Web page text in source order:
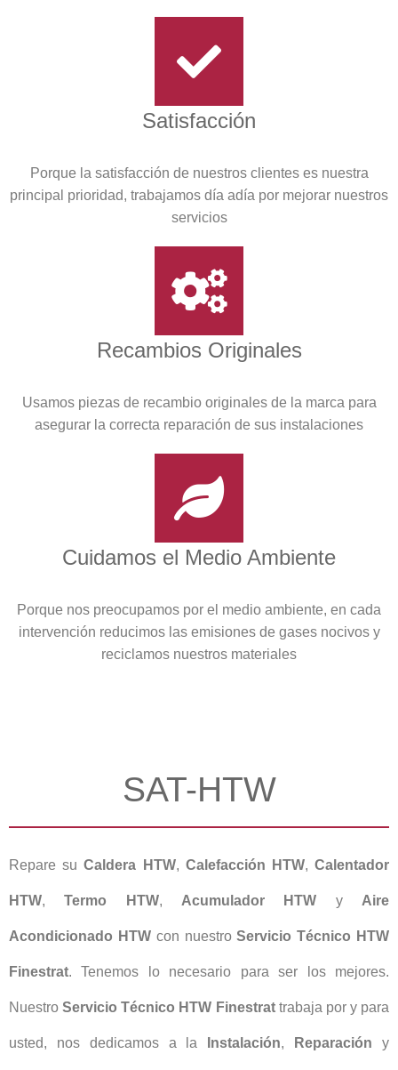
Satisfacción
Porque la satisfacción de nuestros clientes es nuestra
principal prioridad, trabajamos día adía por mejorar nuestros
servicios
Recambios Originales
Usamos piezas de recambio originales de la marca para
asegurar la correcta reparación de sus instalaciones
Cuidamos el Medio Ambiente
Porque nos preocupamos por el medio ambiente, en cada
intervención reducimos las emisiones de gases nocivos y
reciclamos nuestros materiales
SAT-HTW
Repare suCaldera HTW, Calefacción HTW,Calentador
HTW,Termo HTW, Acumulador HTW y Aire
Acondicionado HTWcon nuestroServicio Técnico HTW
Finestrat. Tenemos lo necesario para ser los mejores.
NuestroServicio Técnico HTW Finestrattrabaja por y para
usted, nos dedicamos a la Instalación, Reparación y